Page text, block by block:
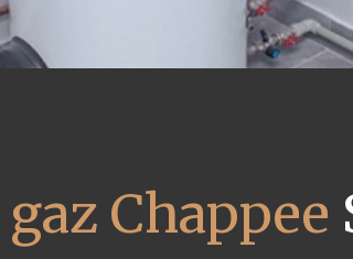
Chappee